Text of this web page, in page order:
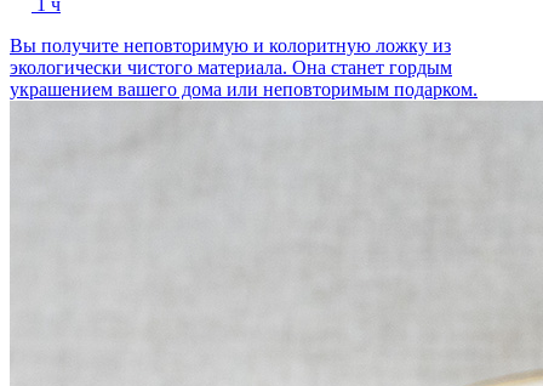
Вы получите неповторимую и колоритную ложку из
экологически чистого материала. Она станет гордым
украшением вашего дома или неповторимым подарком.